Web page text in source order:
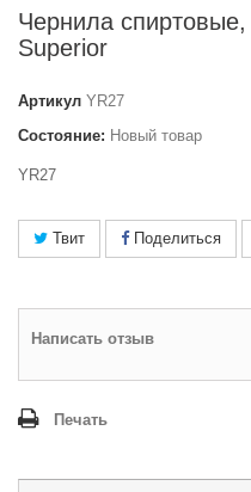
Чернила
Superior
Артикул YR27
Состояние: Новый товар
YR27
Твит Поделиться
Написать отзыв
Печать